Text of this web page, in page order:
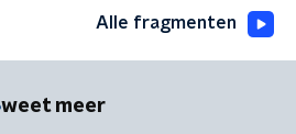
Alle fragmenten
weet meer